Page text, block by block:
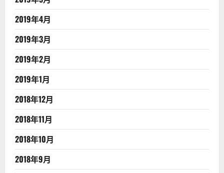
2019年4月
2019年3月
2019年2月
2019年1月
2018年12月
2018年11月
2018年10月
2018年9月